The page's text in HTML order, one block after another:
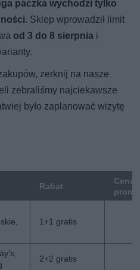
paczka wychodzi tylko
. Sklep wprowadził limit
od 3 do 8 sierpnia i
zerknij na nasze
zebraliśmy najciekawsze
było zaplanować wizytę
Rabat
Cena
1+1 gratis
2+2 gratis